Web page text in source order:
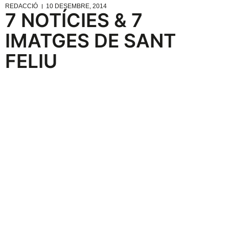
REDACCIÓ 10 DESEMBRE, 2014
7 NOTÍCIES & 7
IMATGES DE SANT
FELIU